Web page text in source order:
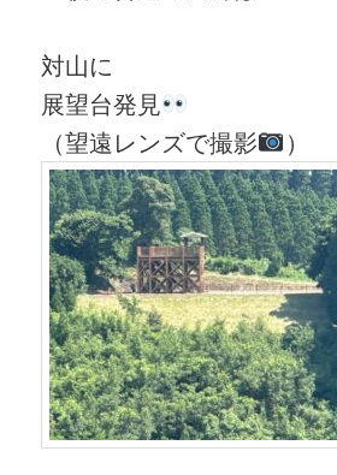
対山に
展望台発見
（望遠レンズで撮影
）